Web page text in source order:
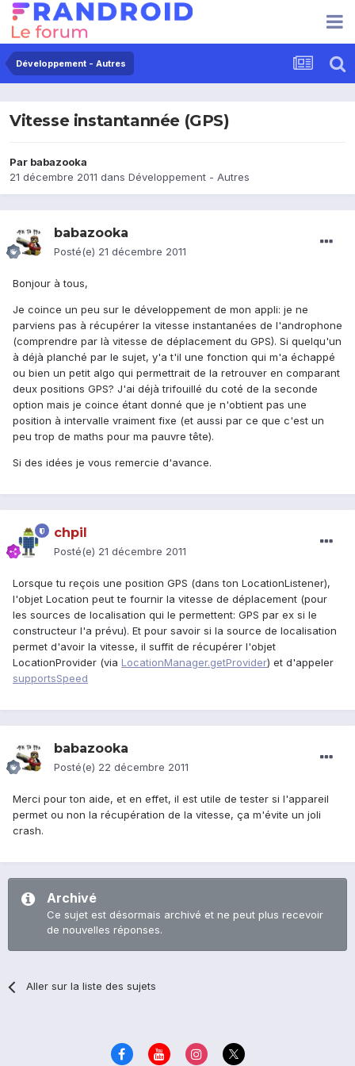
Développement - Autres
Vitesse instantannée (GPS)
Par babazooka
21 décembre 2011 dans Développement - Autres
babazooka
Posté(e) 21 décembre 2011
Bonjour à tous,
Je coince un peu sur le développement de mon appli: je ne
parviens pas à récupérer la vitesse instantanées de l'androphone
(comprendre par là vitesse de déplacement du GPS). Si quelqu'un
à déjà planché par le sujet, y'a t'il une fonction qui m'a échappé
ou bien un petit algo qui permettrait de la retrouver en comparant
deux positions GPS? J'ai déjà trifouillé du coté de la seconde
option mais je coince étant donné que je n'obtient pas une
position à intervalle vraiment fixe (et aussi par ce que c'est un
peu trop de maths pour ma pauvre tête).
Si des idées je vous remercie d'avance.
chpil
Posté(e) 21 décembre 2011
Lorsque tu reçois une position GPS (dans ton LocationListener),
l'objet Location peut te fournir la vitesse de déplacement (pour
les sources de localisation qui le permettent: GPS par ex si le
constructeur l'a prévu). Et pour savoir si la source de localisation
permet d'avoir la vitesse, il suffit de récupérer l'objet
LocationProvider (via LocationManager.getProvider) et d'appeler
supportsSpeed
babazooka
Posté(e) 22 décembre 2011
Merci pour ton aide, et en effet, il est utile de tester si l'appareil
permet ou non la récupération de la vitesse, ça m'évite un joli
crash.
Archivé
Ce sujet est désormais archivé et ne peut plus recevoir
de nouvelles réponses.
Aller sur la liste des sujets